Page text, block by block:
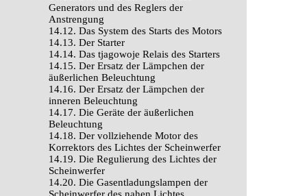
Generators und des Reglers der
Anstrengung
14.12. Das System des Starts des Motors
14.13. Der Starter
14.14. Das tjagowoje Relais des Starters
14.15. Der Ersatz der Lämpchen der
äußerlichen Beleuchtung
14.16. Der Ersatz der Lämpchen der
inneren Beleuchtung
14.17. Die Geräte der äußerlichen
Beleuchtung
14.18. Der vollziehende Motor des
Korrektors des Lichtes der Scheinwerfer
14.19. Die Regulierung des Lichtes der
Scheinwerfer
14.20. Die Gasentladungslampen der